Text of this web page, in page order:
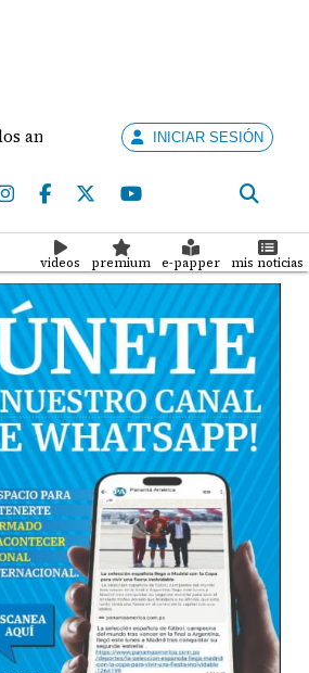
por la alcaldesaINICIAR SESIÓN
videos premium e-papper mis noticias